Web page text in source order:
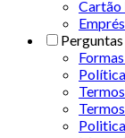
Cartão